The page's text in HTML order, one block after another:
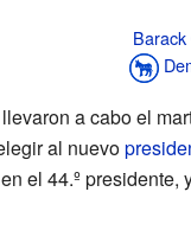
a cabo el
al nuevo
el 44.º presidente,